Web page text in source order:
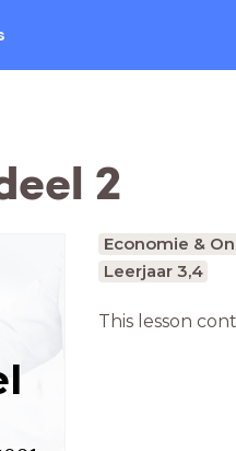
2
Economie &
Leerjaar 3,4
This lesson